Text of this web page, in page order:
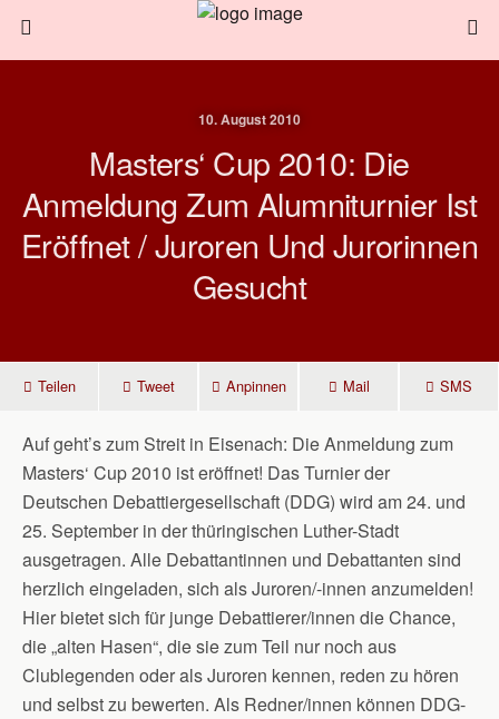
10. August 2010
Masters‘ Cup 2010: Die
Anmeldung Zum Alumniturnier Ist
Eröffnet / Juroren Und Jurorinnen
Gesucht
Teilen Tweet Anpinnen Mail SMS
Auf geht’s zum Streit in Eisenach: Die Anmeldung zum
Masters‘ Cup 2010 ist eröffnet! Das Turnier der
Deutschen Debattiergesellschaft (DDG) wird am 24. und
25. September in der thüringischen Luther-Stadt
ausgetragen. Alle Debattantinnen und Debattanten sind
herzlich eingeladen, sich als Juroren/-innen anzumelden!
Hier bietet sich für junge Debattierer/innen die Chance,
die „alten Hasen“, die sie zum Teil nur noch aus
Clublegenden oder als Juroren kennen, reden zu hören
und selbst zu bewerten. Als Redner/innen können DDG-